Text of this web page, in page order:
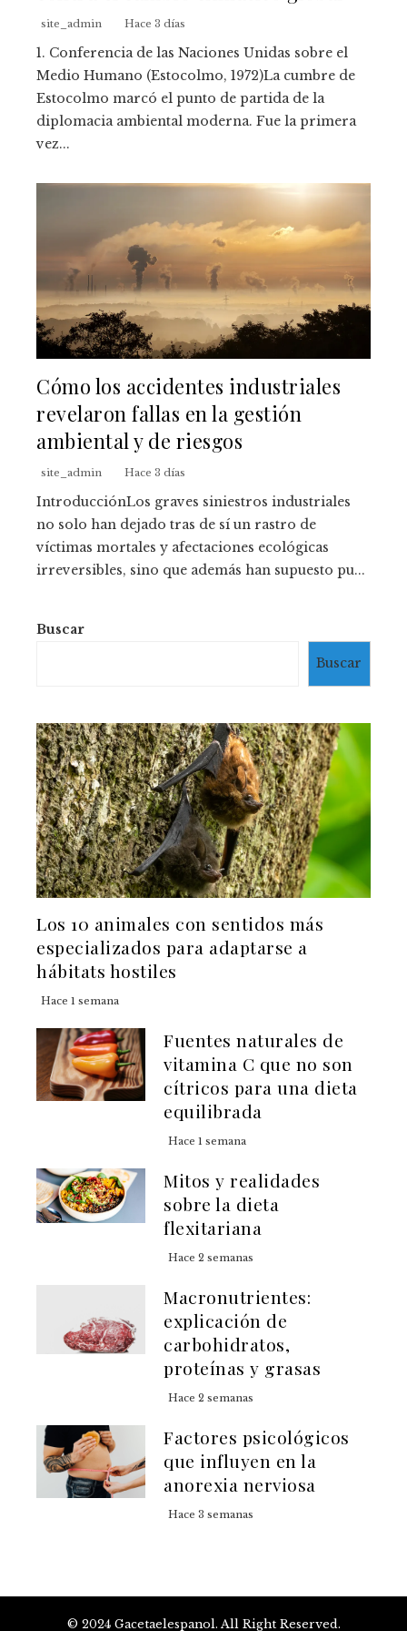
site_admin Hace 3 días
1. Conferencia de las Naciones Unidas sobre el
Medio Humano (Estocolmo, 1972)La cumbre de
Estocolmo marcó el punto de partida de la
diplomacia ambiental moderna. Fue la primera
vez...
Cómo los accidentes industriales
revelaron fallas en la gestión
ambiental y de riesgos
site_admin Hace 3 días
IntroducciónLos graves siniestros industriales
no solo han dejado tras de sí un rastro de
víctimas mortales y afectaciones ecológicas
irreversibles, sino que además han supuesto pu...
Buscar
Buscar
Los 10 animales con sentidos más
especializados para adaptarse a
hábitats hostiles
Hace 1 semana
Fuentes naturales de
vitamina C que no son
cítricos para una dieta
equilibrada
Hace 1 semana
Mitos y realidades
sobre la dieta
flexitariana
Hace 2 semanas
Macronutrientes:
explicación de
carbohidratos,
proteínas y grasas
Hace 2 semanas
Factores psicológicos
que influyen en la
anorexia nerviosa
Hace 3 semanas
© 2024 Gacetaelespanol. All Right Reserved.